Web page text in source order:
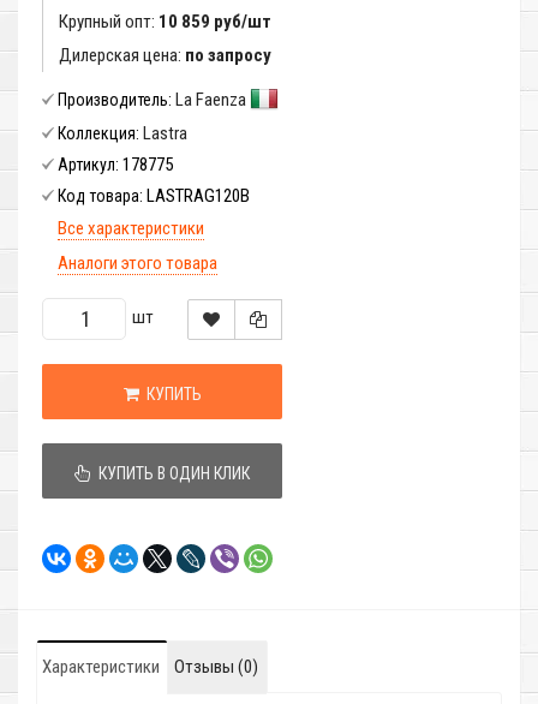
Крупный опт: 10 859 руб/шт
Дилерская цена: по запросу
Производитель: La Faenza
Коллекция: Lastra
Артикул: 178775
Код товара: LASTRAG120B
Все характеристики
Аналоги этого товара
шт
КУПИТЬ
КУПИТЬ В ОДИН КЛИК
Характеристики Отзывы (0)